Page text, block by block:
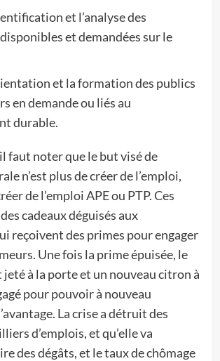
et l’analyse des
et demandées sur le
et la formation des publics
en demande ou liés au
durable.
faut noter que le but visé de
n’est plus de créer de l’emploi,
de l’emploi APE ou PTP. Ces
cadeaux déguisés aux
reçoivent des primes pour engager
Une fois la prime épuisée, le
à la porte et un nouveau citron à
pour pouvoir à nouveau
La crise a détruit des
d’emplois, et qu’elle va
des dégâts, et le taux de chômage